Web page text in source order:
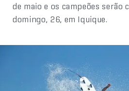
de maio e os campeões serão
domingo, 26, em Iquique.